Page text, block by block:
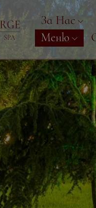
За Нас
Меню